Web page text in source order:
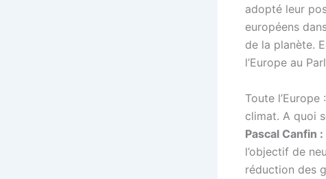
adopté leur
européens
de la planète.
l’Europe au
Toute
climat. A quoi
Pascal Canfin :
l’objectif de
réduction des